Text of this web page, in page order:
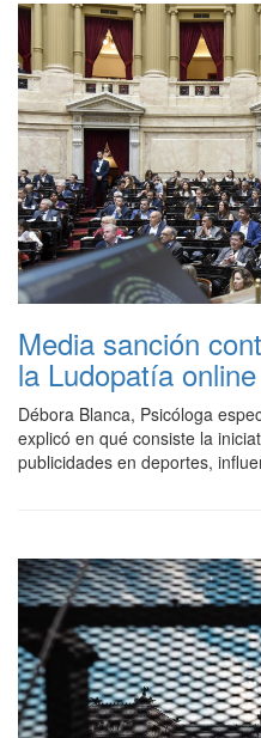
Media sanción
la Ludopatía online
Débora Blanca, Psicóloga
explicó en qué consiste la
publicidades en deportes,